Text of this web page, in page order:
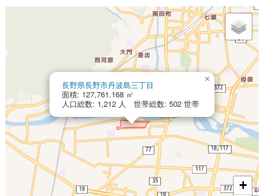
長野県長野市丹波島三丁目
面積: 127,761.168 ㎡
人口総数: 1,212 人 世帯総数: 502 世帯
×
+